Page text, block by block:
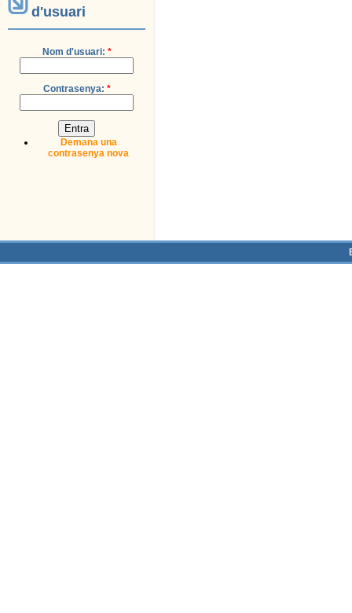
d'usuari
Nom d'usuari: *
Contrasenya: *
Demana una
contrasenya nova